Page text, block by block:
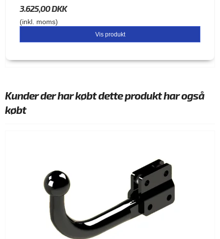
3.625,00 DKK
(inkl. moms)
Vis produkt
Kunder der har købt dette produkt har også
købt